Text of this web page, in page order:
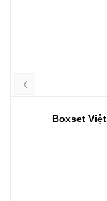
Boxset